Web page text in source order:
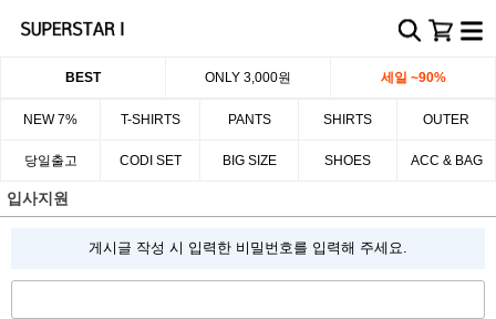
BEST ONLY 3,000원 세일 ~90%
NEW 7% T-SHIRTS PANTS SHIRTS OUTER
당일출고 CODI SET BIG SIZE SHOES ACC & BAG
입사지원
게시글 작성 시 입력한 비밀번호를 입력해 주세요.